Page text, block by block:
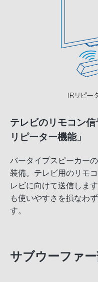
テレビのリモコン
リピーター機能」
バータイプスピーカー
装備。テレビ用のリモ
レビに向けて送信しま
も使いやすさを損なわ
す。
サブウーファ